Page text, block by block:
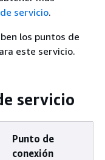
servicio.
los puntos de
este servicio.
servicio
Punto de
conexión